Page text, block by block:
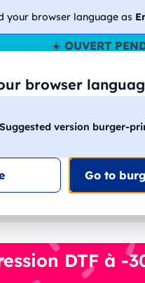
your browser language as
browser
Suggested version burger-
Go to
☀️ OUVERT
🔎
shirts Homme Femme
Remise quantité Service
DTF à -